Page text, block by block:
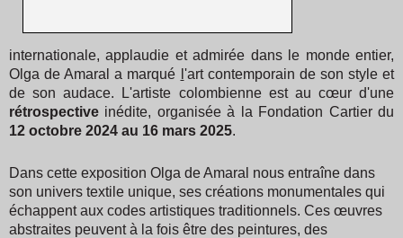
internationale, applaudie et admirée dans le monde entier,
Olga de Amaral a marqué 'art contemporain de son style et
de son audace. L'artiste colombienne est au cœur d'une
rétrospective inédite, organisée à la Fondation Cartier du
12 octobre 2024 au 16 mars 2025.
Dans cette exposition Olga de Amaral nous entraîne dans
son univers textile unique, ses créations monumentales qui
échappent aux codes artistiques traditionnels. Ces œuvres
abstraites peuvent à la fois être des peintures, des